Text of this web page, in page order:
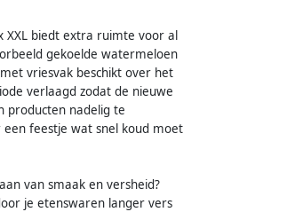
XXL biedt extra ruimte voor al
gekoelde watermeloen
vriesvak beschikt over het
verlaagd zodat de nieuwe
producten nadelig te
feestje wat snel koud moet
van smaak en versheid?
je etenswaren langer vers